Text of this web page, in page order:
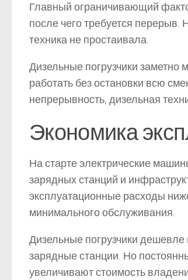
Главный ограничивающий
после чего требуется
техника не простаивала.
Дизельные погрузчики
работать без остановки всю
непрерывность, дизельная
Экономика
На старте электрические
зарядных станций и
эксплуатационные расходы
минимального обслуживания.
Дизельные погрузчики дешевле
зарядные станции. Но
увеличивают стоимость